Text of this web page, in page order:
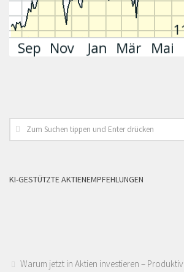
KI-GESTÜTZTE AKTIENEMPFEHLUNGEN
Warum jetzt in Aktien investieren –